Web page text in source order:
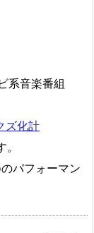
系音楽番組
ズ化計
パフォーマン